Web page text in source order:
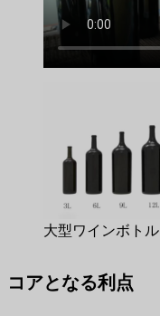
大型ワインボトル
コアとなる利点